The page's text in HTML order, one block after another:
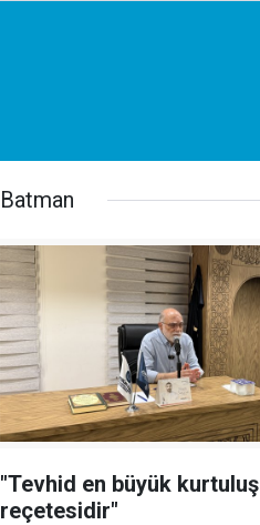
Batman
"Tevhid en büyük kurtuluş
reçetesidir"